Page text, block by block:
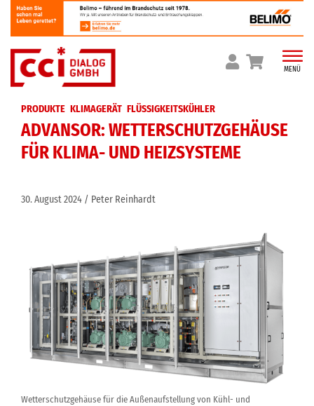
Skip
to
content
MENÜ
PRODUKTE KLIMAGERÄT FLÜSSIGKEITSKÜHLER
ADVANSOR: WETTERSCHUTZGEHÄUSE
FÜR KLIMA- UND HEIZSYSTEME
30. August 2024 Peter Reinhardt
Wetterschutzgehäuse für die Außenaufstellung von Kühl- und